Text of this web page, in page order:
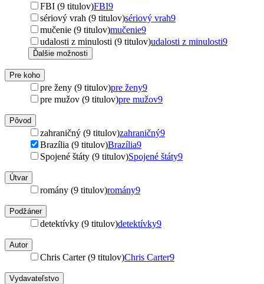
FBI (9 titulov)FBI9
sériový vrah (9 titulov)sériový vrah9
mučenie (9 titulov)mučenie9
udalosti z minulosti (9 titulov)udalosti z minulosti9
Ďalšie možnosti
Pre koho
pre ženy (9 titulov)pre ženy9
pre mužov (9 titulov)pre mužov9
Pôvod
zahraničný (9 titulov)zahraničný9
Brazília (9 titulov)Brazília9
Spojené štáty (9 titulov)Spojené štáty9
Útvar
romány (9 titulov)romány9
Podžáner
detektívky (9 titulov)detektívky9
Autor
Chris Carter (9 titulov)Chris Carter9
Vydavateľstvo